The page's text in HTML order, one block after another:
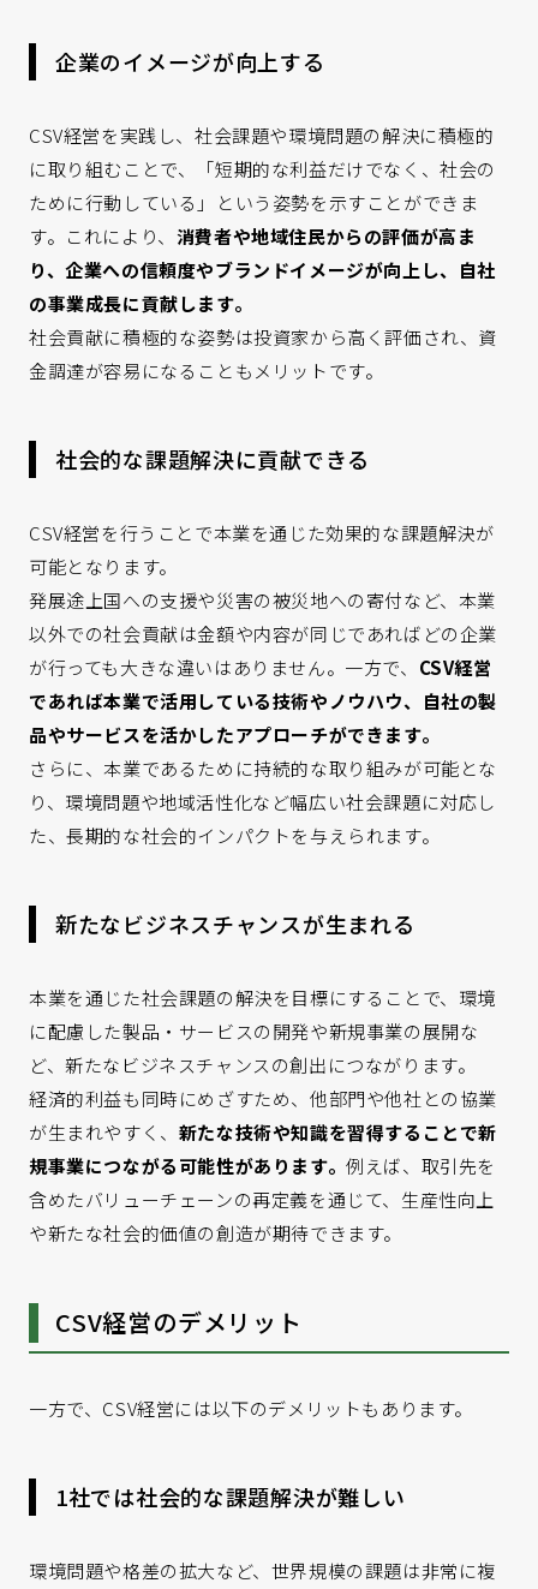
企業のイメージが向上する
CSV経営を実践し、社会課題や環境問題の解決に積極的
に取り組むことで、「短期的な利益だけでなく、社会の
ために行動している」という姿勢を示すことができま
す。これにより、 消費者や地域住民からの評価が高ま
り、企業への信頼度やブランドイメージが向上し、自社
の事業成長に貢献します。
社会貢献に積極的な姿勢は投資家から高く評価され、資
金調達が容易になることもメリットです。
社会的な課題解決に貢献できる
CSV経営を行うことで本業を通じた効果的な課題解決が
可能となります。
発展途上国への支援や災害の被災地への寄付など、本業
以外での社会貢献は金額や内容が同じであればどの企業
が行っても大きな違いはありません。一方で、 CSV経営
であれば本業で活用している技術やノウハウ、自社の製
品やサービスを活かしたアプローチができます。
さらに、本業であるために持続的な取り組みが可能とな
り、環境問題や地域活性化など幅広い社会課題に対応し
た、長期的な社会的インパクトを与えられます。
新たなビジネスチャンスが生まれる
本業を通じた社会課題の解決を目標にすることで、環境
に配慮した製品・サービスの開発や新規事業の展開な
ど、新たなビジネスチャンスの創出につながります。
経済的利益も同時にめざすため、他部門や他社との協業
が生まれやすく、 新たな技術や知識を習得することで新
規事業につながる可能性があります。例えば、取引先を
含めたバリューチェーンの再定義を通じて、生産性向上
や新たな社会的価値の創造が期待できます。
CSV経営のデメリット
一方で、CSV経営には以下のデメリットもあります。
1社では社会的な課題解決が難しい
環境問題や格差の拡大など、世界規模の課題は非常に複